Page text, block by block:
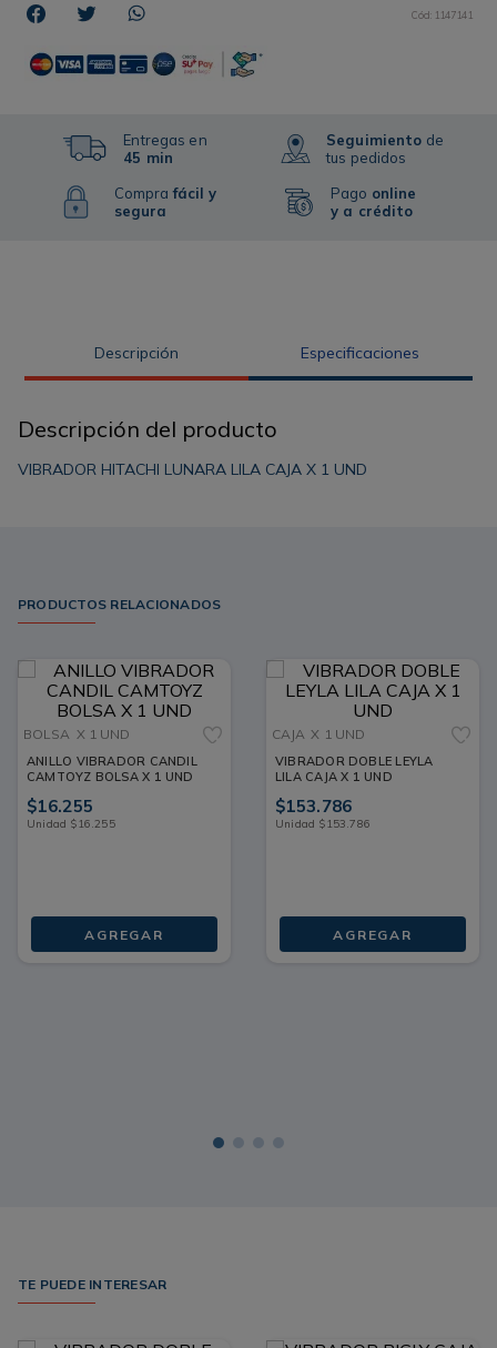
Cód: 1147141
Entregas en
45 min
Comprafácil y
segura
Seguimiento de
tus pedidos
Pago online
y a crédito
Descripción Especificaciones
Descripción del producto
VIBRADOR HITACHI LUNARA LILA CAJA X 1 UND
PRODUCTOS RELACIONADOS
BOLSA X 1 UND
ANILLO VIBRADOR CANDIL
CAMTOYZ BOLSA X 1 UND
$16.255
Unidad $16.255
AGREGAR
CAJA X 1 UND
VIBRADOR DOBLE LEYLA
LILA CAJA X 1 UND
$153.786
Unidad $153.786
AGREGAR
TE PUEDE INTERESAR